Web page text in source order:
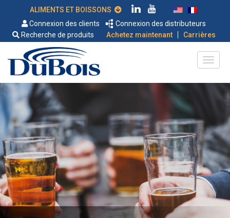
Connexion des clients
Connexion des distributeurs
Recherche de produits
Achetez maintenant | Carrières